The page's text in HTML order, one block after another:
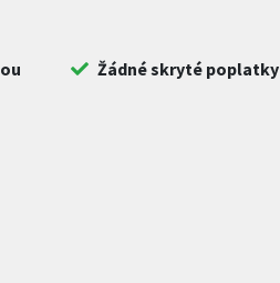
Žádné skryté poplatky